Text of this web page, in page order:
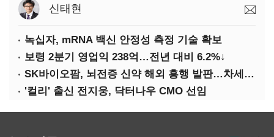
신태현
녹십자, mRNA 백신 안정성 측정 기술 확보
보령 2분기 영업익 238억…전년 대비 6.2%↓
SK바이오팜, 뇌전증 신약 해외 흥행 발판…차세대 신약 개발 속도
'컬리' 출신 전지웅, 닥터나우 CMO 선임